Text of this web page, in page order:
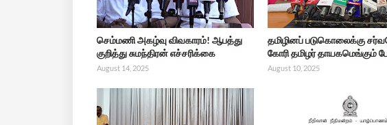
செம்மணி அகழ்வு விவகாரம்! ஆபத்து
குறித்து சுமந்திரன் எச்சரிக்கை
August 14, 2025
தமிழினப் படுகொலைக்கு
கோரி தமிழர் தாயகமெங்கும்
August 10, 2025